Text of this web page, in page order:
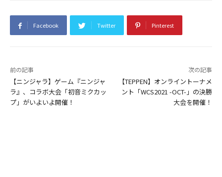
Facebook Twitter Pinterest
前の記事
【ニンジャラ】ゲーム『ニンジャ
ラ』、コラボ大会「初音ミクカッ
プ」がいよいよ開催！
次の記事
【TEPPEN】オンライントーナメ
ント「WCS2021 -OCT-」の決勝
大会を開催！